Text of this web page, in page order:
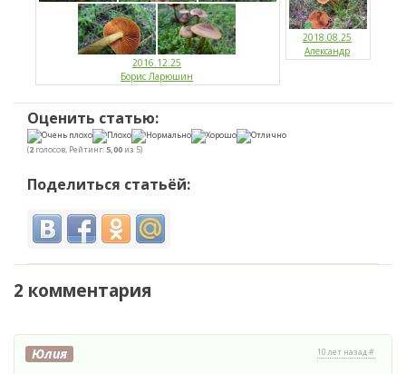
2016.12.25
Борис Ларюшин
2018.08.25
Александр
Оценить статью:
(2 голосов, Рейтинг: 5,00 из 5)
Поделиться статьёй:
2 комментария
Юлия 10 лет назад #